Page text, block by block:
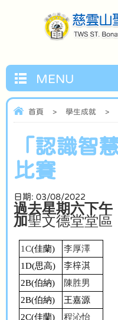
MENU
首頁 > 學生成就 >
「認識智
比賽
日期: 03/08/2022
過去星期六下午
加聖文德堂堂區
1C(佳蘭)
李厚澤
1D(思高)
李梓淇
2B(伯納)
陳胜男
2B(伯納)
王嘉源
2C(佳蘭)
程沁怡